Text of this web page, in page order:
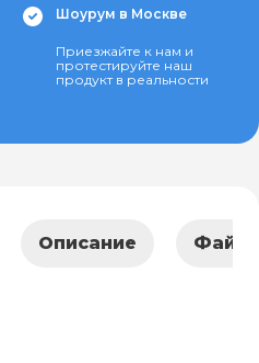
Шоурум в Москве
Приезжайте к нам и
протестируйте наш
продукт в реальности
Описание